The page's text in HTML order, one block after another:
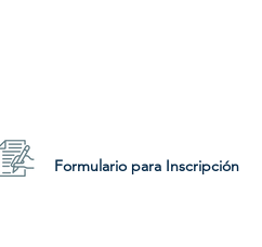
Formulario para Inscripción